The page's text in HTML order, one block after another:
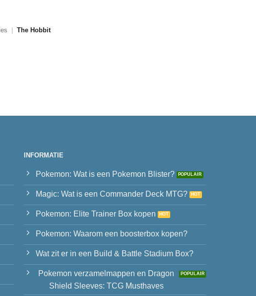
The Hobbit
INFORMATIE
Pokemon: Wat is een Pokemon Blister?
Magic: Wat is een Commander Deck MTG?
Pokemon: Elite Trainer Box kopen
Pokemon: Waarom een boosterbox kopen?
Wat zit er in een Build & Battle Stadium Box?
Pokemon verzamelmappen en Dragon
Shield Sleeves: TCG Musthaves